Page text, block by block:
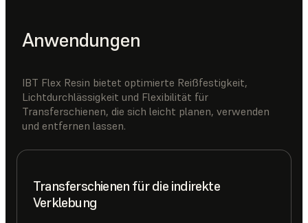
Anwendungen
IBT Flex Resin bietet optimierte Reißfestigkeit,
Lichtdurchlässigkeit und Flexibilität für
Transferschienen, die sich leicht planen, verwenden
und entfernen lassen.
Transferschienen für die indirekte
Verklebung